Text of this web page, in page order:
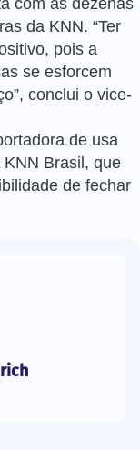
com as dezenas
da KNN. “Ter
pois a
se esforcem
conclui o vice-
de usa
Brasil, que
de fechar